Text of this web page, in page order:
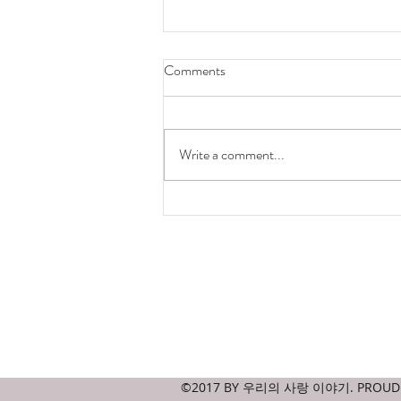
hong kong is ugly
Comments
Write a comment...
©2017 BY 우리의 사랑 이야기.